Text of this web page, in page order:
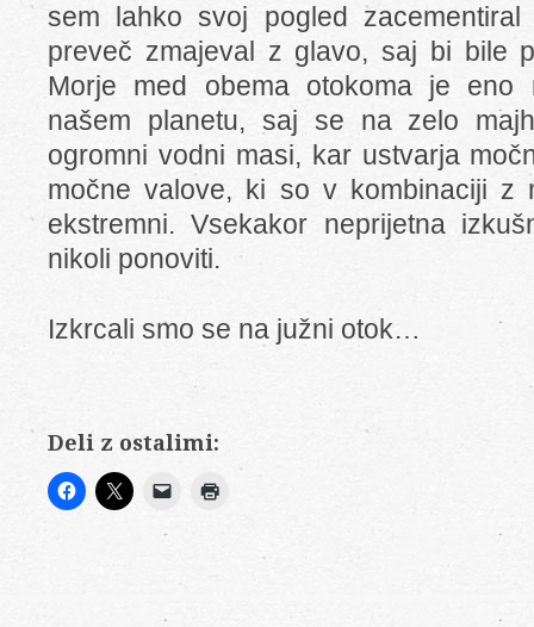
sem lahko svoj pogled
preveč zmajeval z glavo, saj bi bile
Morje med obema otokoma je eno
našem planetu, saj se na zelo
ogromni vodni masi, kar ustvarja
močne valove, ki so v kombinaciji z
ekstremni. Vsekakor neprijetna
nikoli ponoviti.
Izkrcali smo se na južni otok…
Deli z ostalimi: